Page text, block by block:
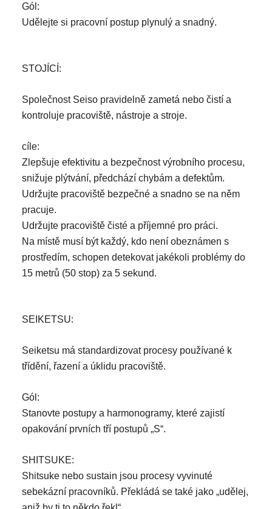
Gól:
Udělejte si pracovní postup plynulý a snadný.
STOJÍCÍ:
Společnost Seiso pravidelně zametá nebo čistí a
kontroluje pracoviště, nástroje a stroje.
cíle:
Zlepšuje efektivitu a bezpečnost výrobního procesu,
snižuje plýtvání, předchází chybám a defektům.
Udržujte pracoviště bezpečné a snadno se na něm
pracuje.
Udržujte pracoviště čisté a příjemné pro práci.
Na místě musí být každý, kdo není obeznámen s
prostředím, schopen detekovat jakékoli problémy do
15 metrů (50 stop) za 5 sekund.
SEIKETSU:
Seiketsu má standardizovat procesy používané k
třídění, řazení a úklidu pracoviště.
Gól:
Stanovte postupy a harmonogramy, které zajistí
opakování prvních tří postupů „S“.
SHITSUKE:
Shitsuke nebo sustain jsou procesy vyvinuté
sebekázní pracovníků. Překládá se také jako „udělej,